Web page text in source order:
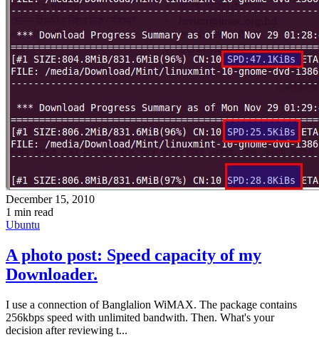
December 15, 2010
1 min read
Ubuntu
A photo post: Speed capacity of my
Downloader.
I use a connection of Banglalion WiMAX. The package contains
256kbps speed with unlimited bandwith. Then. What's your
decision after reviewing t...